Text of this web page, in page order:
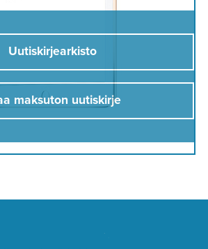
Uutiskirjearkisto
maksuton uutiskirje